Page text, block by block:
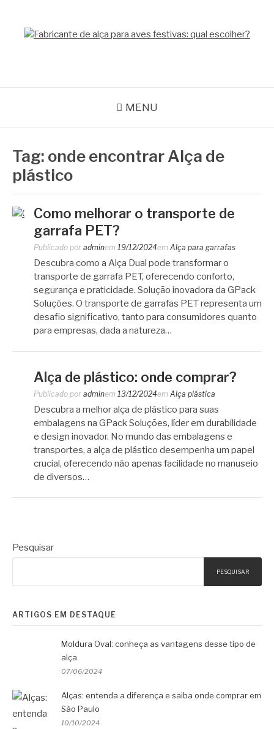
MENU
Tag: onde encontrar Alça de
plástico
Como melhorar o transporte de
garrafa PET?
Publicado por adminem 19/12/2024em Alça para garrafas
Descubra como a Alça Dual pode transformar o
transporte de garrafa PET, oferecendo conforto,
segurança e praticidade. Solução inovadora da GPack
Soluções. O transporte de garrafas PET representa um
desafio significativo, tanto para consumidores quanto
para empresas, dada a natureza…
Alça de plástico: onde comprar?
Publicado por adminem 13/12/2024em Alça plástica
Descubra a melhor alça de plástico para suas
embalagens na GPack Soluções, líder em durabilidade
e design inovador. No mundo das embalagens e
transportes, a alça de plástico desempenha um papel
crucial, oferecendo não apenas facilidade no manuseio
de diversos…
Pesquisar
PESQUISAR
ARTIGOS EM DESTAQUE
Moldura Oval: conheça as vantagens desse tipo de
alça
07/06/2024
Alças: entenda a diferença e saiba onde comprar em
São Paulo
10/10/2024